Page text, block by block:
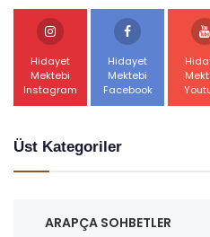
Hidayet
Mektebi
Instagram
Hidayet
Mektebi
Facebook
Üst Kategoriler
ARAPÇA SOHBETLER